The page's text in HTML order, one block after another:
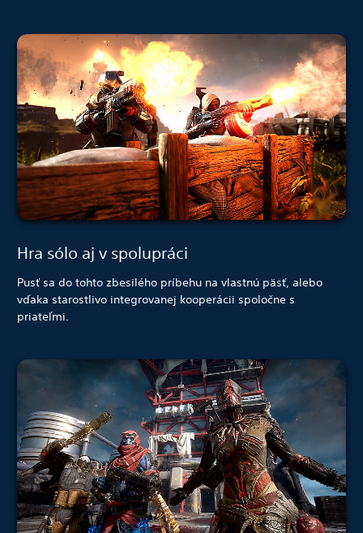
Hra sólo aj v spolupráci
Pusť sa do tohto zbesilého príbehu na vlastnú päsť, alebo
vďaka starostlivo integrovanej kooperácii spoločne s
priateľmi.